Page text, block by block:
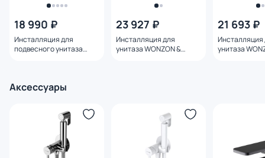
18 990 ₽
Инсталляция для
подвесного унитаза
23 927 ₽
Инсталляция для
унитаза WONZON &
21 693 ₽
Инсталляция
унитаза
Аксессуары